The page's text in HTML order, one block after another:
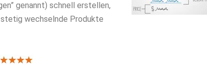
genannt) schnell erstellen,
wechselnde Produkte